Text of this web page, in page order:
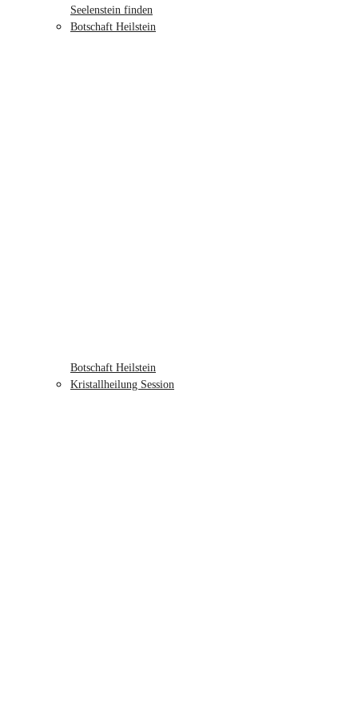
Seelenstein finden
Botschaft Heilstein
Botschaft Heilstein
Kristallheilung Session